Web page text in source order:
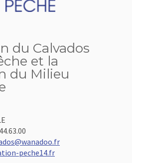
du Calvados
et la
du Milieu
peche14.fr